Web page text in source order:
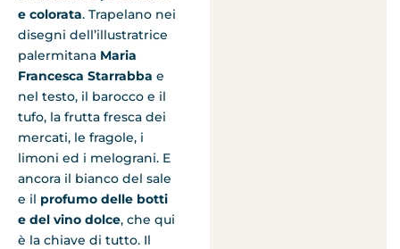
e colorata. Trapelano nei
disegni dell’illustratrice
palermitana Maria
Francesca Starrabba e
nel testo, il barocco e il
tufo, la frutta fresca dei
mercati, le fragole, i
limoni ed i melograni. E
ancora il bianco del sale
e il profumo delle botti
e del vino dolce, che qui
è la chiave di tutto. Il